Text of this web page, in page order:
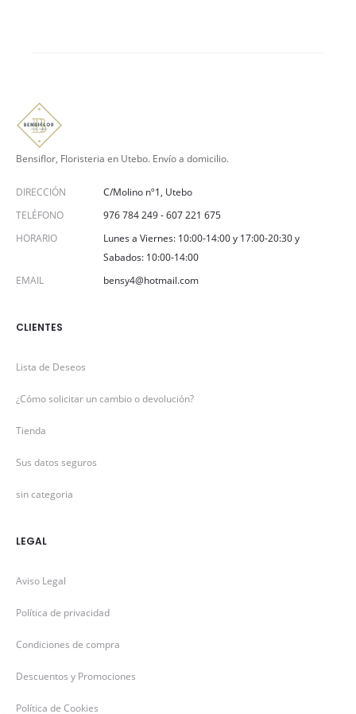
Bensiflor, Floristeria en Utebo. Envío a domicilio.
DIRECCIÓN
C/Molino nº1, Utebo
TELÉFONO
976 784 249-607 221 675
HORARIO
Lunes a Viernes: 10:00-14:00 y 17:00-20:30 y
Sabados: 10:00-14:00
EMAIL
bensy4@hotmail.com
CLIENTES
Lista de Deseos
¿Cómo solicitar un cambio o devolución?
Tienda
Sus datos seguros
sin categoria
LEGAL
Aviso Legal
Política de privacidad
Condiciones de compra
Descuentos y Promociones
Política de Cookies